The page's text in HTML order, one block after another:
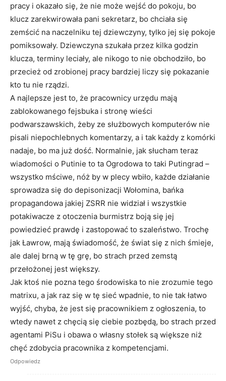
pracy i okazało się, że nie może wejść do pokoju, bo
klucz zarekwirowała pani sekretarz, bo chciała się
zemścić na naczelniku tej dziewczyny, tylko jej się pokoje
pomiksowały. Dziewczyna szukała przez kilka godzin
klucza, terminy leciały, ale nikogo to nie obchodziło, bo
przecież od zrobionej pracy bardziej liczy się pokazanie
kto tu nie rządzi.
A najlepsze jest to, że pracownicy urzędu mają
zablokowanego fejsbuka i stronę wieści
podwarszawskich, żeby ze służbowych komputerów nie
pisali niepochlebnych komentarzy, a i tak każdy z komórki
nadaje, bo ma już dość. Normalnie, jak słucham teraz
wiadomości o Putinie to ta Ogrodowa to taki Putingrad –
wszystko mściwe, nóż by w plecy wbiło, każde działanie
sprowadza się do depisonizacji Wołomina, bańka
propagandowa jakiej ZSRR nie widział i wszystkie
potakiwacze z otoczenia burmistrz boją się jej
powiedzieć prawdę i zastopować to szaleństwo. Trochę
jak Ławrow, mają świadomość, że świat się z nich śmieje,
ale dalej brną w tę grę, bo strach przed zemstą
przełożonej jest większy.
Jak ktoś nie pozna tego środowiska to nie zrozumie tego
matrixu, a jak raz się w tę sieć wpadnie, to nie tak łatwo
wyjść, chyba, że jest się pracownikiem z ogłoszenia, to
wtedy nawet z chęcią się ciebie pozbędą, bo strach przed
agentami PiSu i obawa o własny stołek są większe niż
chęć zdobycia pracownika z kompetencjami.
Odpowiedz